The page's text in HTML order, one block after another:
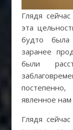
Глядя
эта
будто была
заранее
были
явленное нам
Глядя